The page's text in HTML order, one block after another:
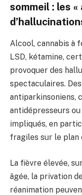
sommeil : les
Alcool, cannabis à
LSD, kétamine,
provoquer des
spectaculaires.
antiparkinsoniens,
antidépresseurs
impliqués, en
fragiles sur le plan
La fièvre élevée,
âgée, la privation
réanimation